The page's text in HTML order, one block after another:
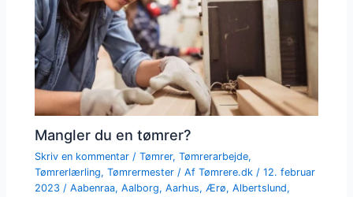
Mangler du en tømrer?
Skriv en kommentar /Tømrer,Tømrerarbejde,
Tømrerlærling,Tømrermester / AfTømrere.dk/12. februar
2023/Aabenraa,Aalborg,Aarhus,Ærø,Albertslund,